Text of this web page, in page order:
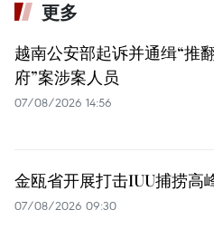
更多
越南公安部起诉并通缉“推
府”案涉案人员
07/08/2026 14:56
金瓯省开展打击IUU捕捞高
07/08/2026 09:30